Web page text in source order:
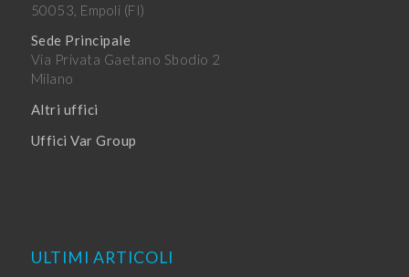
50053, Empoli (FI)
Sede Principale
Via Privata Gaetano Sbodio 2
Milano
Altri uffici
Uffici Var Group
ULTIMI ARTICOLI